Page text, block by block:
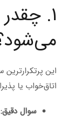
1.
این
اتاق‌خواب یا
سوال دقیق: